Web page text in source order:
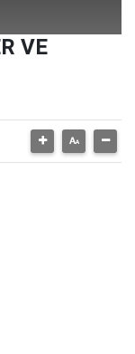
VE